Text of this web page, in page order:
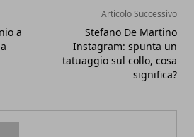
a
Articolo Successivo
Stefano De Martino
Instagram: spunta un
tatuaggio sul collo, cosa
significa?